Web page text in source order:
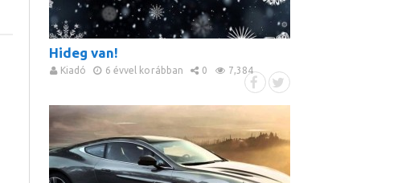
Hideg van!
Kiadó 6 évvel korábban 0 7,384